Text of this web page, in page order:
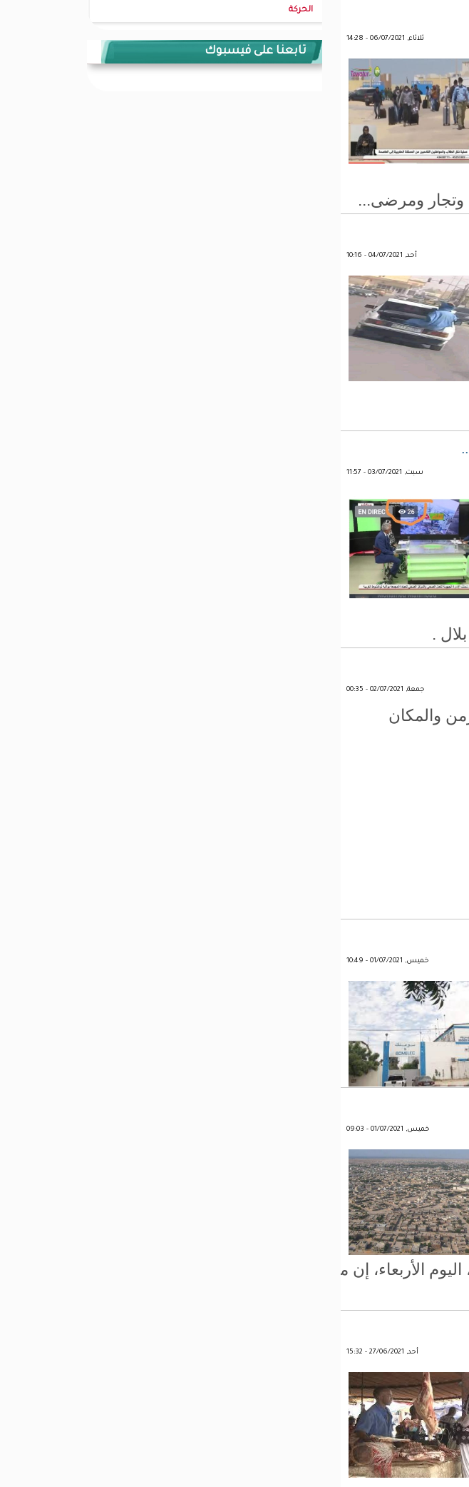
ثلاثاء, 06/07/2021 - 14:28
وتجار ومرضى...
أحد, 04/07/2021 - 10:16
سبت, 03/07/2021 - 11:57
.
جمعة, 02/07/2021 - 00:35
والمكان
خميس, 01/07/2021 - 10:49
خميس, 01/07/2021 - 09:03
الأربعاء، إن مدينة نواكشوط تتمدد بشكل سريع مع وجود
أحد, 27/06/2021 - 15:32
الحركة
تابعنا على فيسبوك